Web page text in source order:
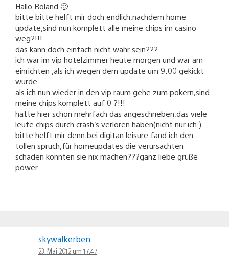
Hallo Roland 🙂
bitte bitte helft mir doch endlich,nachdem home
update,sind nun komplett alle meine chips im casino
weg?!!!
das kann doch einfach nicht wahr sein???
ich war im vip hotelzimmer heute morgen und war am
einrichten ,als ich wegen dem update um 9:00 gekickt
wurde.
als ich nun wieder in den vip raum gehe zum pokern,sind
meine chips komplett auf 0 ?!!!
hatte hier schon mehrfach das angeschrieben,das viele
leute chips durch crash’s verloren haben(nicht nur ich )
bitte helft mir denn bei digitan leisure fand ich den
tollen spruch,für homeupdates die verursachten
schäden könnten sie nix machen???ganz liebe grüße
power
skywalkerben
23. Mai 2012 um 17:47